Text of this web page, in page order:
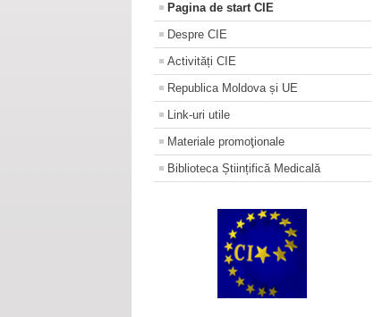
Pagina de start CIE
Despre CIE
Activități CIE
Republica Moldova și UE
Link-uri utile
Materiale promoţionale
Biblioteca Științifică Medicală